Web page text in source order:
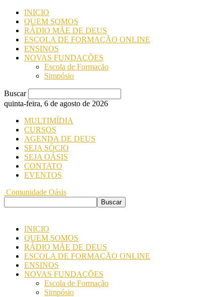
INICIO
QUEM SOMOS
RÁDIO MÃE DE DEUS
ESCOLA DE FORMAÇÃO ONLINE
ENSINOS
NOVAS FUNDAÇÕES
Escola de Formação
Simpósio
Buscar
quinta-feira, 6 de agosto de 2026
MULTIMÍDIA
CURSOS
AGENDA DE DEUS
SEJA SÓCIO
SEJA OÁSIS
CONTATO
EVENTOS
Comunidade Oásis
INICIO
QUEM SOMOS
RÁDIO MÃE DE DEUS
ESCOLA DE FORMAÇÃO ONLINE
ENSINOS
NOVAS FUNDAÇÕES
Escola de Formação
Simpósio